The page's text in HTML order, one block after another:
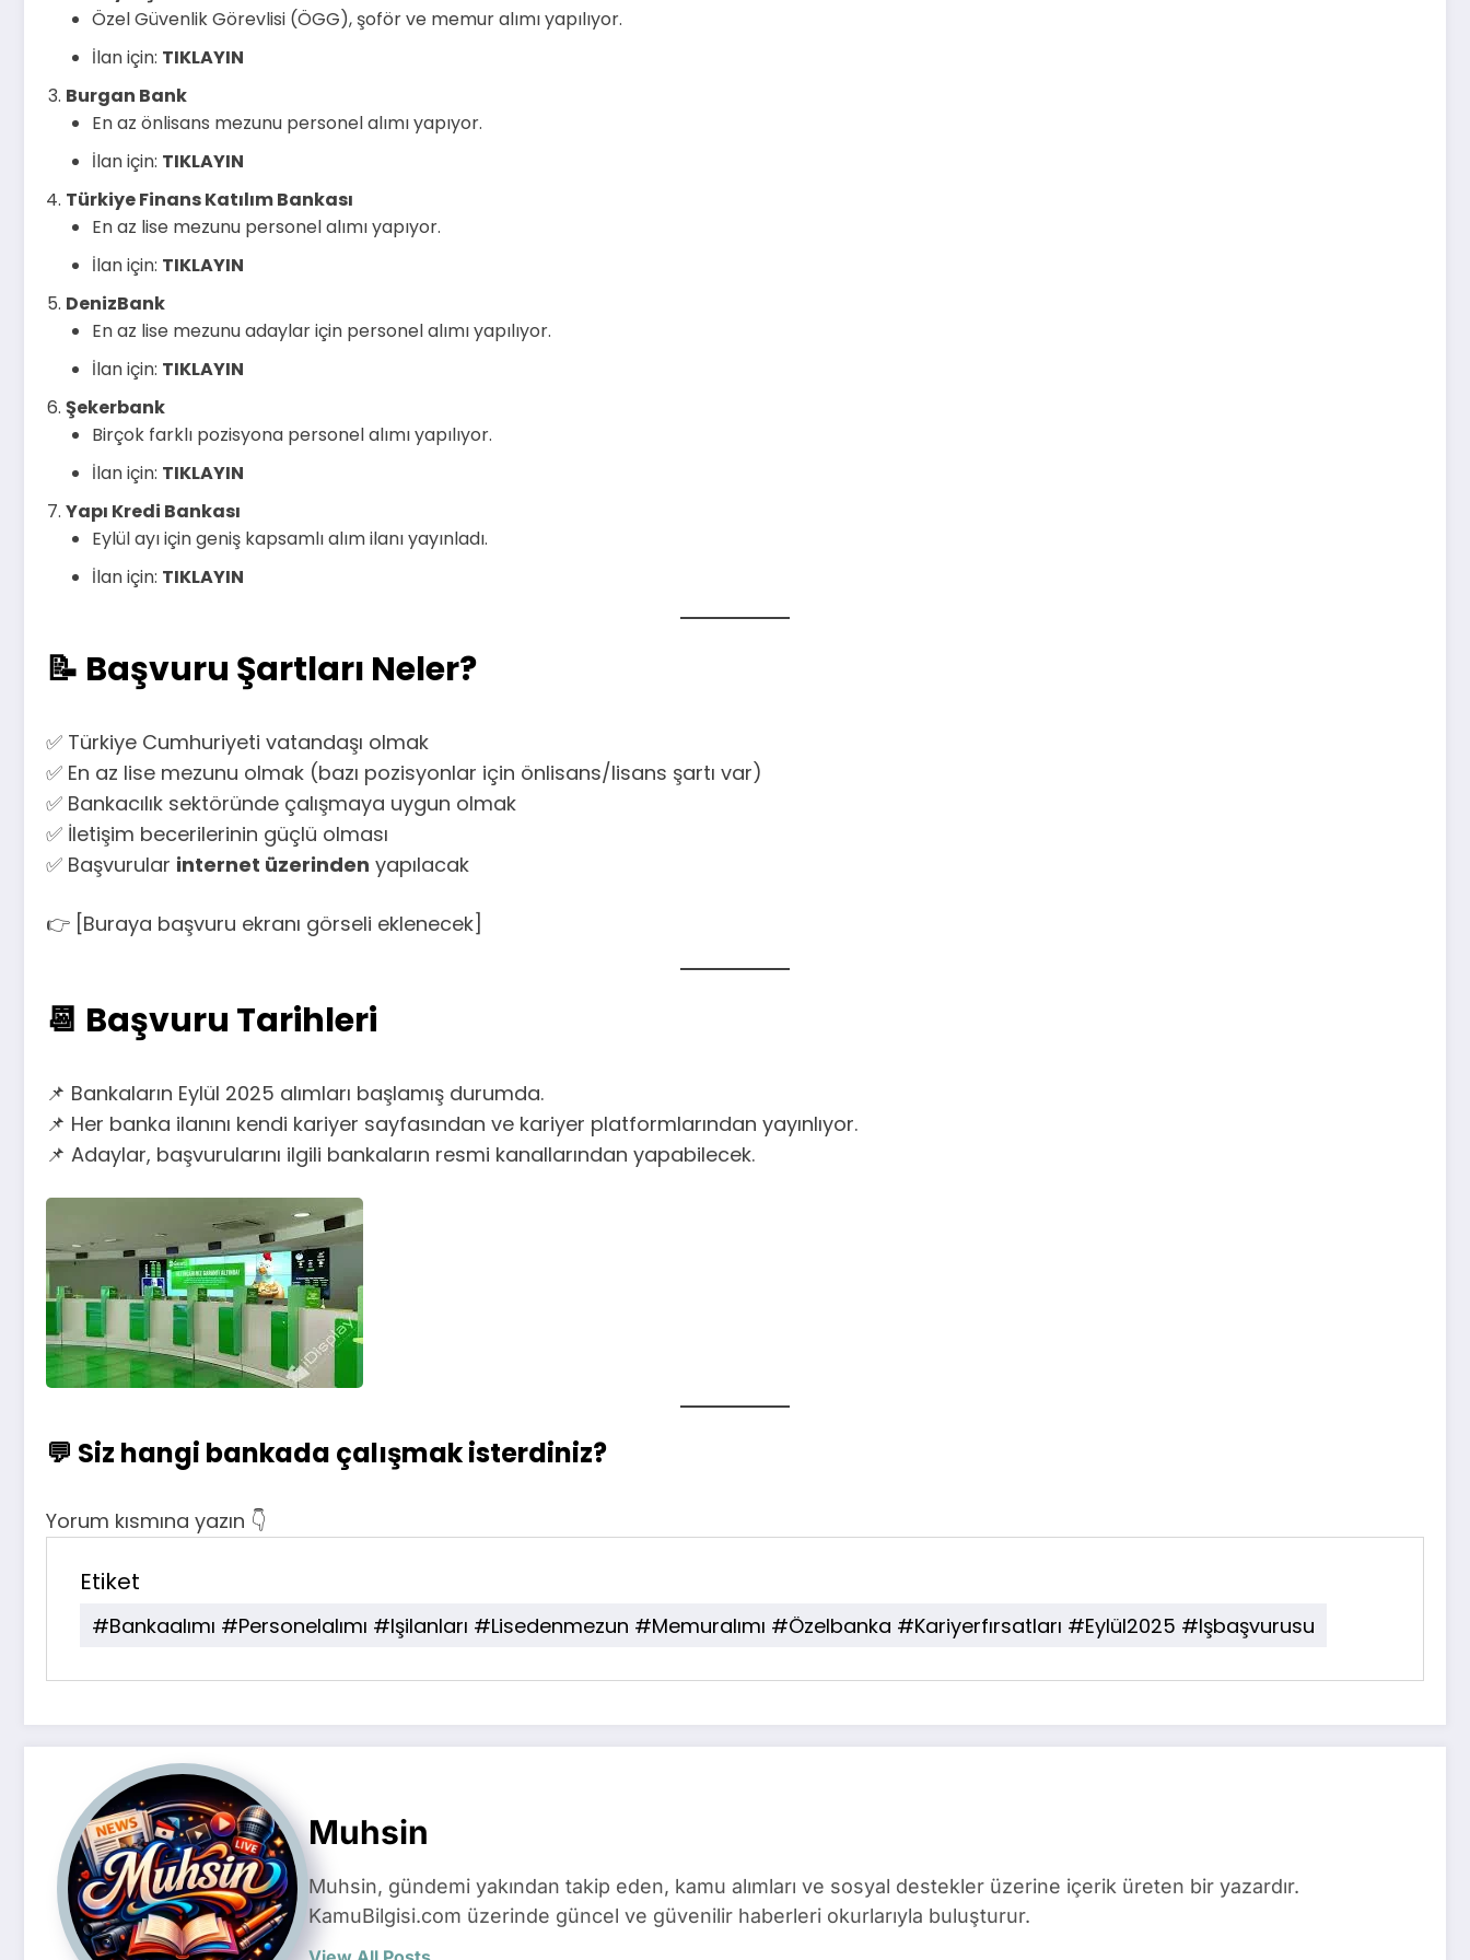
Özel Güvenlik Görevlisi (ÖGG), şoför ve memur alımı yapılıyor.
İlan için: TIKLAYIN
Burgan Bank
En az önlisans mezunu personel alımı yapıyor.
İlan için: TIKLAYIN
Türkiye Finans Katılım Bankası
En az lise mezunu personel alımı yapıyor.
İlan için: TIKLAYIN
DenizBank
En az lise mezunu adaylar için personel alımı yapılıyor.
İlan için: TIKLAYIN
Şekerbank
Birçok farklı pozisyona personel alımı yapılıyor.
İlan için: TIKLAYIN
Yapı Kredi Bankası
Eylül ayı için geniş kapsamlı alım ilanı yayınladı.
İlan için: TIKLAYIN
📝 Başvuru Şartları Neler?
✅ Türkiye Cumhuriyeti vatandaşı olmak
✅ En az lise mezunu olmak (bazı pozisyonlar için önlisans/lisans şartı var)
✅ Bankacılık sektöründe çalışmaya uygun olmak
✅ İletişim becerilerinin güçlü olması
✅ Başvurular internet üzerinden yapılacak
👉 [Buraya başvuru ekranı görseli eklenecek]
📆 Başvuru Tarihleri
📌 Bankaların Eylül 2025 alımları başlamış durumda.
📌 Her banka ilanını kendi kariyer sayfasından ve kariyer platformlarından yayınlıyor.
📌 Adaylar, başvurularını ilgili bankaların resmi kanallarından yapabilecek.
💬 Siz hangi bankada çalışmak isterdiniz?
Yorum kısmına yazın 👇
Etiket
#bankaalımı #personelalımı #işilanları #lisedenmezun #memuralımı #özelbanka #kariyerfırsatları #Eylül2025 #işbaşvurusu
Muhsin
Muhsin, gündemi yakından takip eden, kamu alımları ve sosyal destekler üzerine içerik üreten bir yazardır.
KamuBilgisi.com üzerinde güncel ve güvenilir haberleri okurlarıyla buluşturur.